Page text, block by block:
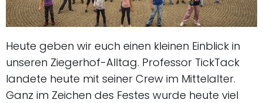
Heute geben wir euch einen kleinen Einblick in
unseren Ziegerhof-Alltag. Professor TickTack
landete heute mit seiner Crew im Mittelalter.
Ganz im Zeichen des Festes wurde heute viel